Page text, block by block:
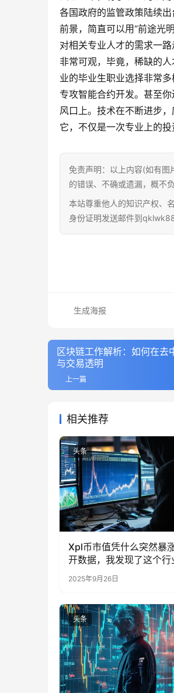
各国政府的监管政策陆续
前景，简直可以用“前途光
对相关专业人才的需求一
非常可观，毕竟，稀缺的
业的毕业生职业选择非常
专攻智能合约开发。甚至
风口上。技术在不断进步
它，不仅是一次专业上的投
免责声明：以上内容(如有
的错误、不确或遗漏，概不
本站尊重他人的知识产权、
身份证明发送邮件到
生成海报
区块链工作解析：如何在去
与交易透明
上一篇
相关推荐
头条
Xpl币市值凭什么突然暴
开数据，我发现了这个行
2025年9月26日
头条